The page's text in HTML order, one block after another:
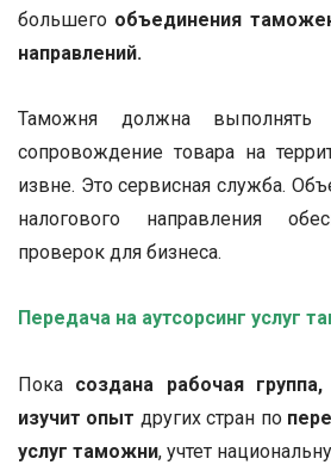
большего объединения
направлений.
Таможня должна выполнять
сопровождение товара на
извне. Это сервисная служба.
налогового направления
проверок для бизнеса.
Передача на аутсорсинг услуг
Пока создана рабочая
изучит опыт других стран по
услуг таможни, учтет